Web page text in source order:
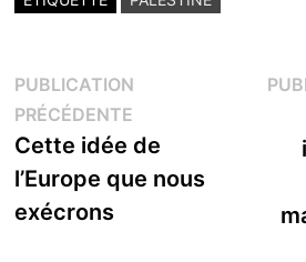
Navigation
de
l’article
PUBLICATION
PRÉCÉDENTEPublication
précédente :
Cette idée de
l’Europe que nous
exécrons